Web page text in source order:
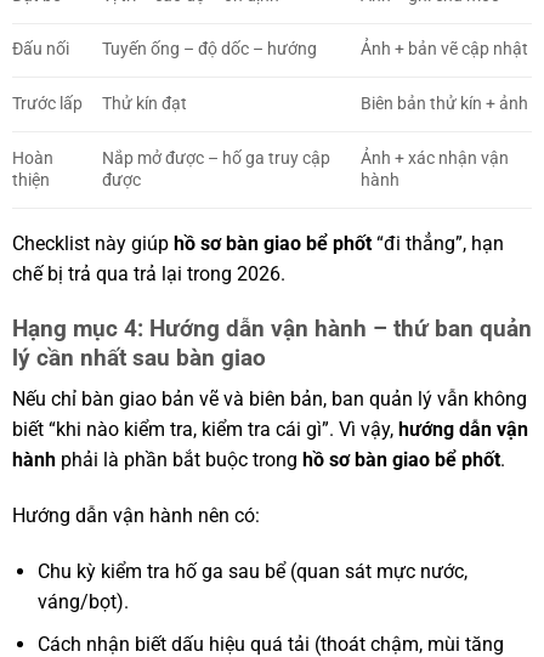
Đấu nối Tuyến ống – độ dốc – hướng Ảnh + bản vẽ cập nhật
Trước lấp Thử kín đạt Biên bản thử kín + ảnh
Hoàn
thiện
Nắp mở được – hố ga truy cập
được
Ảnh + xác nhận vận
hành
Checklist này giúp hồ sơ bàn giao bể phốt“đi thẳng”, hạn
chế bị trả qua trả lại trong 2026.
Hạng mục 4: Hướng dẫn vận hành – thứ ban quản
lý cần nhất sau bàn giao
Nếu chỉ bàn giao bản vẽ và biên bản, ban quản lý vẫn không
biết “khi nào kiểm tra, kiểm tra cái gì”. Vì vậy, hướng dẫn vận
hànhphải là phần bắt buộc trong hồ sơ bàn giao bể phốt.
Hướng dẫn vận hành nên có:
Chu kỳ kiểm tra hố ga sau bể (quan sát mực nước,
váng/bọt).
Cách nhận biết dấu hiệu quá tải (thoát chậm, mùi tăng